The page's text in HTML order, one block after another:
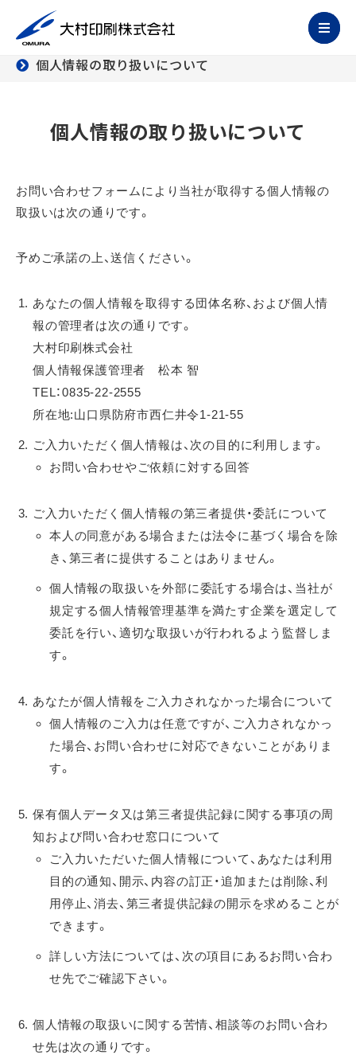
個人情報の取り扱いについて
個人情報の取り扱いについて
お問い合わせフォームにより当社が取得する個人情報の
取扱いは次の通りです。
予めご承諾の上、送信ください。
あなたの個人情報を取得する団体名称、および個人情
報の管理者は次の通りです。
大村印刷株式会社
個人情報保護管理者 松本 智
TEL：0835-22-2555
所在地:山口県防府市西仁井令1-21-55
ご入力いただく個人情報は、次の目的に利用します。
お問い合わせやご依頼に対する回答
ご入力いただく個人情報の第三者提供・委託について
本人の同意がある場合または法令に基づく場合を除
き、第三者に提供することはありません。
個人情報の取扱いを外部に委託する場合は、当社が
規定する個人情報管理基準を満たす企業を選定して
委託を行い、適切な取扱いが行われるよう監督しま
す。
あなたが個人情報をご入力されなかった場合について
個人情報のご入力は任意ですが、ご入力されなかっ
た場合、お問い合わせに対応できないことがありま
す。
保有個人データ又は第三者提供記録に関する事項の周
知および問い合わせ窓口について
ご入力いただいた個人情報について、あなたは利用
目的の通知、開示、内容の訂正・追加または削除、利
用停止、消去、第三者提供記録の開示を求めることが
できます。
詳しい方法については、次の項目にあるお問い合わ
せ先でご確認下さい。
個人情報の取扱いに関する苦情、相談等のお問い合わ
せ先は次の通りです。